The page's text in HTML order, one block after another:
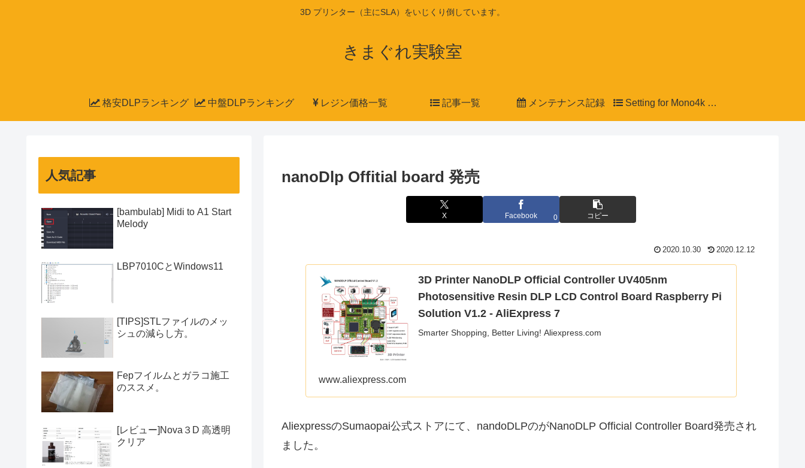
3D プリンター（主にSLA）をいじくり倒しています。
きまぐれ実験室
格安DLPランキング 中盤DLPランキング レジン価格一覧 記事一覧 メンテナンス記録 Setting for Mono4k LCD
nanoDlp Offitial board 発売
X Facebook 0 コピー
2020.10.30 2020.12.12
3D Printer NanoDLP Official Controller UV405nm
Photosensitive Resin DLP LCD Control Board Raspberry Pi
Solution V1.2 - AliExpress 7
Smarter Shopping, Better Living! Aliexpress.com
www.aliexpress.com
AliexpressのSumaopai公式ストアにて、nandoDLPのがNanoDLP Official Controller Board発売され
ました。
人気記事
[bambulab] Midi to A1 Start
Melody
LBP7010CとWindows11
[TIPS]STLファイルのメッ
シュの減らし方。
Fepフイルムとガラコ施工
のススメ。
[レビュー]Nova３D 高透明
クリア